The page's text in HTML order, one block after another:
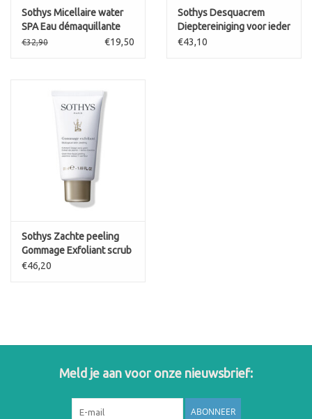
Sothys Micellaire water
SPA Eau démaquillante
€32,90 €19,50
Sothys Desquacrem
Dieptereiniging voor ieder
huidtype
€43,10
Sothys Zachte peeling
Gommage Exfoliant scrub
zonder korrels
€46,20
Meld je aan voor onze nieuwsbrief:
ABONNEER